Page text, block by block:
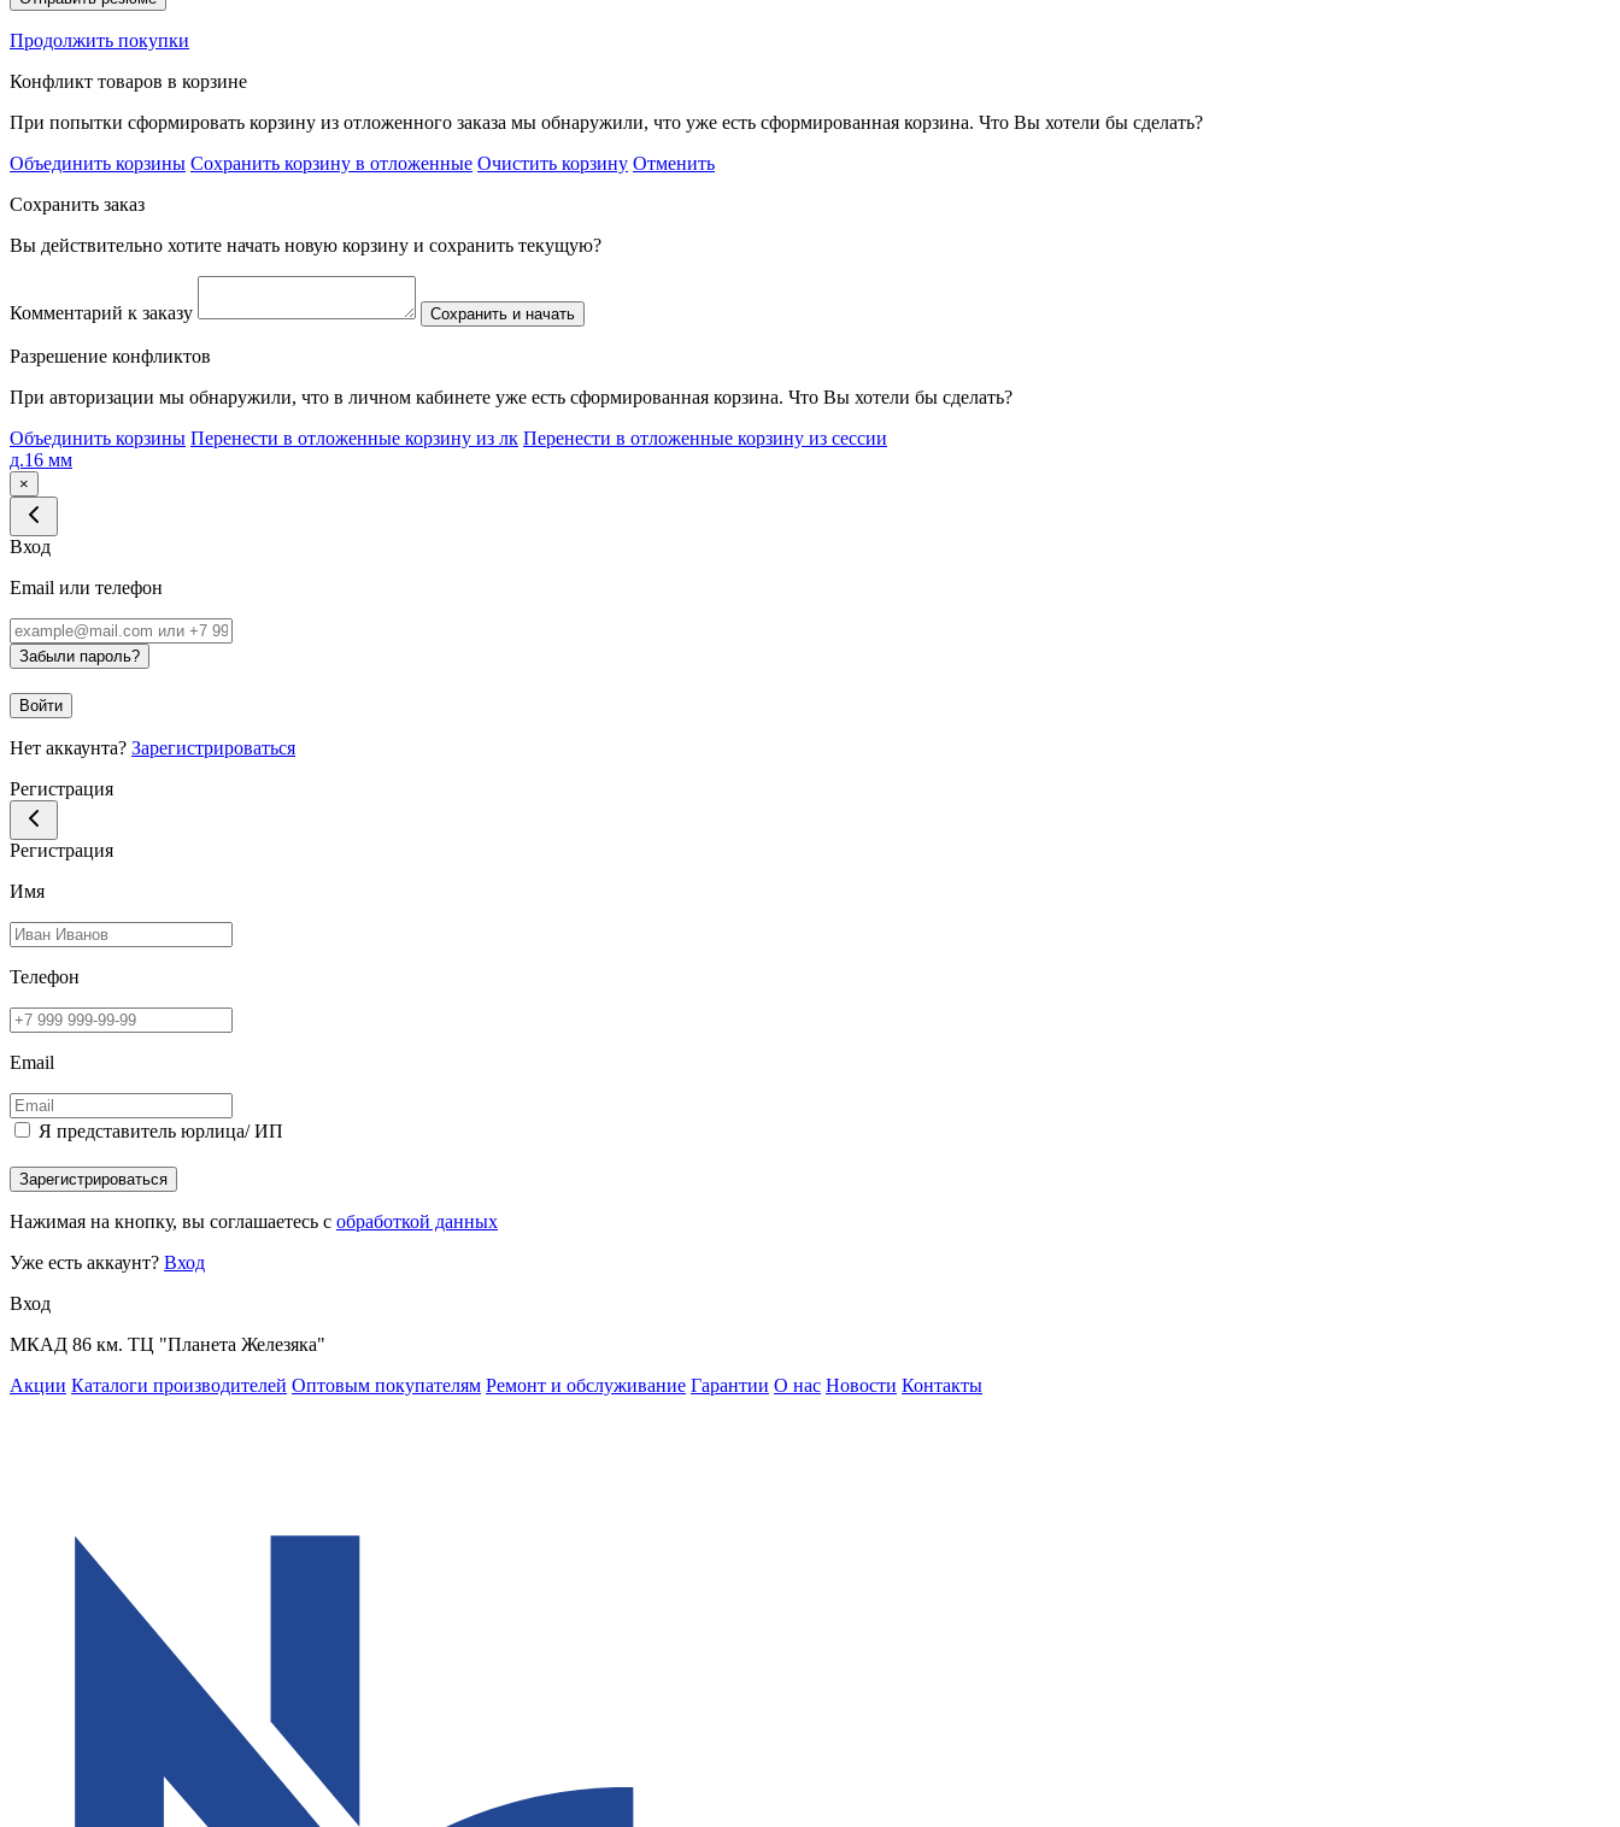
Продолжить покупки
Конфликт товаров в корзине
При попытки сформировать корзину из отложенного заказа мы обнаружили, что уже есть сформированная корзина. Что Вы хотели бы сделать?
Объединить корзины Сохранить корзину в отложенные Очистить корзину Отменить
Сохранить заказ
Вы действительно хотите начать новую корзину и сохранить текущую?
Комментарий к заказу Сохранить и начать
Разрешение конфликтов
При авторизации мы обнаружили, что в личном кабинете уже есть сформированная корзина. Что Вы хотели бы сделать?
Объединить корзины Перенести в отложенные корзину из лк Перенести в отложенные корзину из сессии
д.16 мм
×
Вход
Email или телефон
Забыли пароль?
Войти
Нет аккаунта? Зарегистрироваться
Регистрация
Регистрация
Имя
Телефон
Email
Я представитель юрлица/ ИП
Зарегистрироваться
Нажимая на кнопку, вы соглашаетесь с обработкой данных
Уже есть аккаунт? Вход
Вход
МКАД 86 км. ТЦ "Планета Железяка"
Акции Каталоги производителей Оптовым покупателям Ремонт и обслуживание Гарантии О нас Новости Контакты